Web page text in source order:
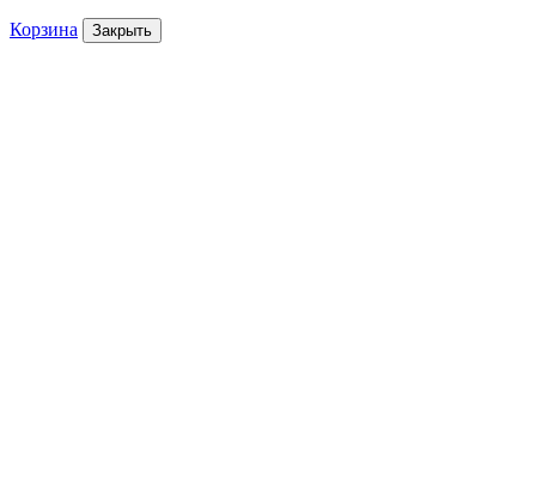
Корзина Закрыть